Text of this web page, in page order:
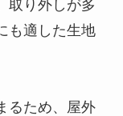
取り外しが多
も適した生地
るため、屋外